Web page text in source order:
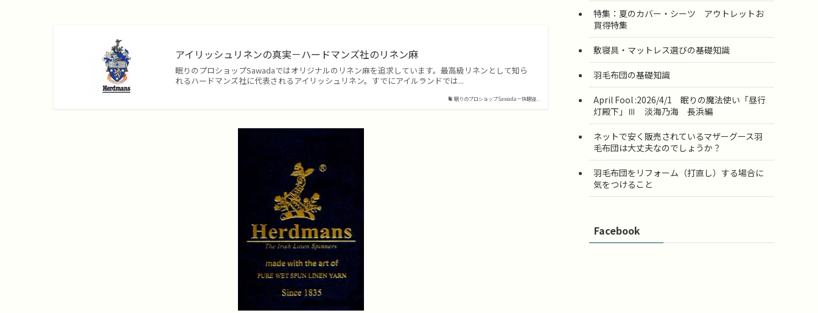
眠りのプロショップSawada－快眠寝...
アイリッシュリネンの真実－ハードマンズ社のリネン麻
眠りのプロショップSawadaではオリジナルのリネン麻を追求しています。最高級リネンとして知ら
れるハードマンズ社に代表されるアイリッシュリネン。すでにアイルランドでは...
特集：夏のカバー・シーツ アウトレットお
買得特集
敷寝具・マットレス選びの基礎知識
羽毛布団の基礎知識
April Fool :2026/4/1 眠りの魔法使い「昼行
灯殿下」Ⅲ 淡海乃海 長浜編
ネットで安く販売されているマザーグース羽
毛布団は大丈夫なのでしょうか？
羽毛布団をリフォーム（打直し）する場合に
気をつけること
Facebook